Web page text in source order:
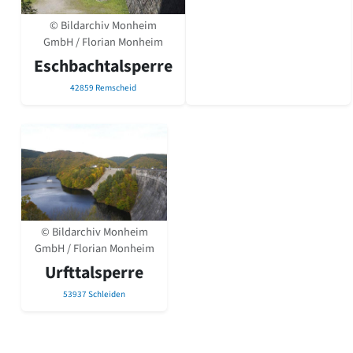
Romanik
Vorromanik
Römische Antike
Über uns
Über baukunst-nrw
Kontakt
Impressum
Datenschutz
Suchbegriff eingeben
© Bildarchiv Monheim
GmbH / Florian Monheim
Eschbachtalsperre
42859 Remscheid
© Bildarchiv Monheim
GmbH / Florian Monheim
Urfttalsperre
53937 Schleiden